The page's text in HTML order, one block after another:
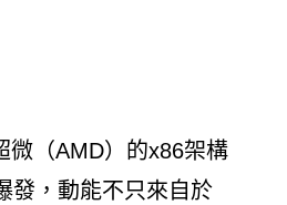
微（AMD）的x86架構
發，動能不只來自於